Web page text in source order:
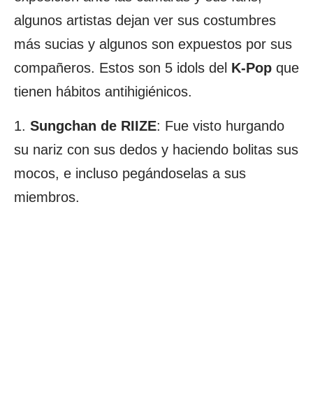
algunos artistas dejan ver sus costumbres
más sucias y algunos son expuestos por sus
compañeros. Estos son 5 idols del K-Pop que
tienen hábitos antihigiénicos.
1. Sungchan de RIIZE: Fue visto hurgando
su nariz con sus dedos y haciendo bolitas sus
mocos, e incluso pegándoselas a sus
miembros.